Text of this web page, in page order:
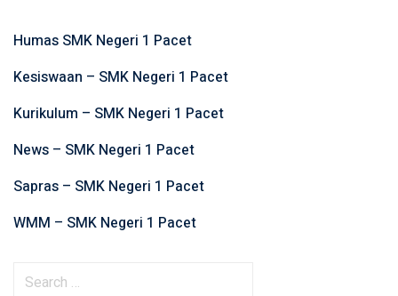
Humas SMK Negeri 1 Pacet
Kesiswaan – SMK Negeri 1 Pacet
Kurikulum – SMK Negeri 1 Pacet
News – SMK Negeri 1 Pacet
Sapras – SMK Negeri 1 Pacet
WMM – SMK Negeri 1 Pacet